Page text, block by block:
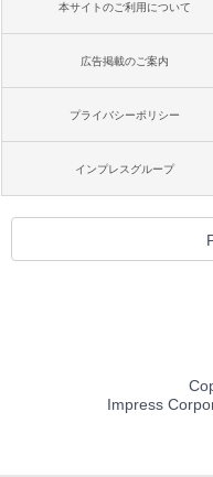
本サイトのご利用について
広告掲載のご案内
プライバシーポリシー
インプレスグループ
Impress